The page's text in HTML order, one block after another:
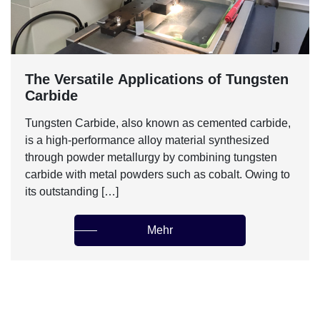
The Versatile Applications of Tungsten
Carbide
Tungsten Carbide, also known as cemented carbide,
is a high-performance alloy material synthesized
through powder metallurgy by combining tungsten
carbide with metal powders such as cobalt. Owing to
its outstanding […]
Mehr